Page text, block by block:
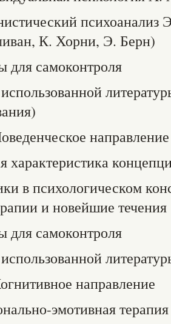
К. Хорни, Э. Берн)
для самоконтроля
направление
характеристика
в психологическом
и новейшие течения
для самоконтроля
направление
эмотивная